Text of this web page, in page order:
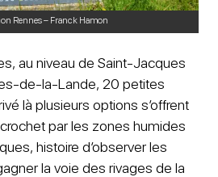
Rennes – Franck Hamon
au niveau de Saint-Jacques
de-la-Lande, 20 petites
là plusieurs options s’offrent
par les zones humides
histoire d’observer les
la voie des rivages de la